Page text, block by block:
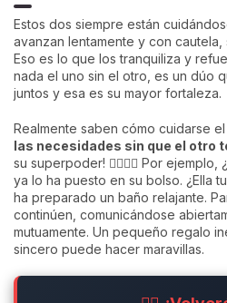
Estos dos siempre están
avanzan lentamente y con cautela,
Eso es lo que los tranquiliza y
nada el uno sin el otro, es un dúo
juntos y esa es su mayor fortaleza.
Realmente saben cómo cuidarse el
las necesidades sin que el otro
su superpoder! 🦸‍♂️🦸‍♀️ Por ejemplo,
ya lo ha puesto en su bolso. ¿Ella
ha preparado un baño relajante.
continúen, comunicándose
mutuamente. Un pequeño regalo
sincero puede hacer maravillas.